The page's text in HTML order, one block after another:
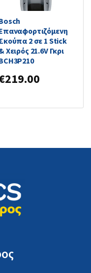
2 σε 1 Stick
Χειρός 21.6V Γκρι
219.00